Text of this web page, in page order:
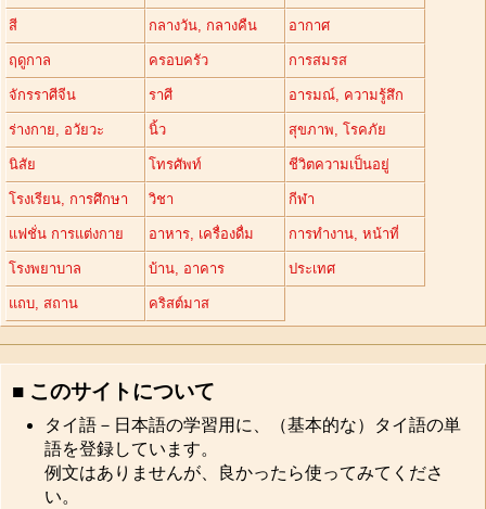
สี กลางวัน, กลางคืน อากาศ
ฤดูกาล ครอบครัว การสมรส
จักรราศีจีน ราศี อารมณ์, ความรู้สึก
ร่างกาย, อวัยวะ นิ้ว สุขภาพ, โรคภัย
นิสัย โทรศัพท์ ชีวิตความเป็นอยู่
โรงเรียน, การศึกษา วิชา กีฬา
แฟชั่น การแต่งกาย อาหาร, เครื่องดื่ม การทำงาน, หน้าที่
โรงพยาบาล บ้าน, อาคาร ประเทศ
แถบ, สถาน คริสต์มาส
■ このサイトについて
タイ語－日本語の学習用に、（基本的な）タイ語の単
語を登録しています。
例文はありませんが、良かったら使ってみてくださ
い。